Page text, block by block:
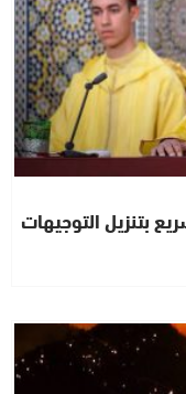
بتنزيل التوجيهات